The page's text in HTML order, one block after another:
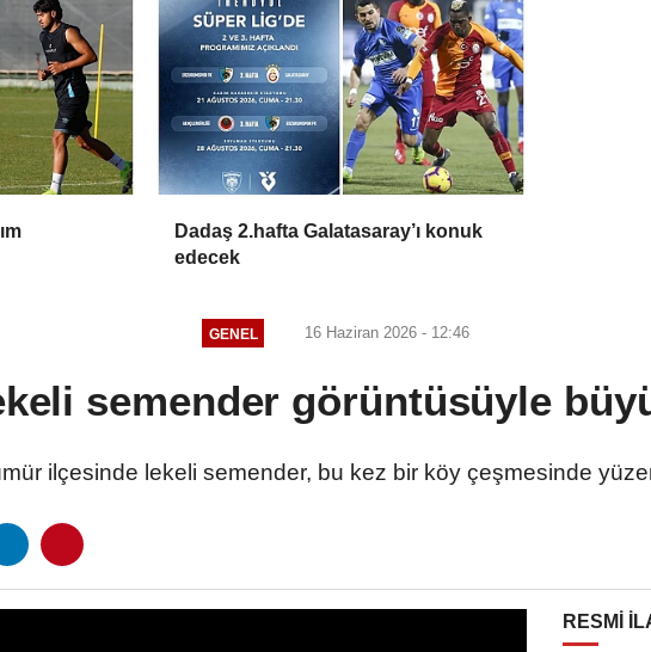
Dadaş 2.hafta Galatasaray’ı konuk
edecek
GENEL 16 Haziran 2026 - 12:46
semender görüntüsüyle
ilçesinde lekeli semender, bu kez bir köy çeşmesinde
RESMİ